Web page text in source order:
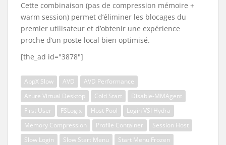
Cette combinaison (pas de compression mémoire +
warm session) permet d’éliminer les blocages du
premier utilisateur et d’obtenir une expérience
proche d’un poste local bien optimisé.
[the_ad id="3878"]
AppX Slow AVD
AVD Performance
Azure Virtual Desktop
Cold Start
Disable-MMAgent
First User
FSLogix Host Pool
Login VSI Hydra
Memory Compression
Profile Container
Session Host
Slow Login
Slow Start Menu
Start Menu Frozen